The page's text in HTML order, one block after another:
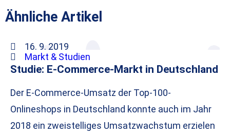
Ähnliche Artikel
16. 9. 2019
Markt & Studien
Studie: E-Commerce-Markt in Deutschland
Der E-Commerce-Umsatz der Top-100-
Onlineshops in Deutschland konnte auch im Jahr
2018 ein zweistelliges Umsatzwachstum erzielen